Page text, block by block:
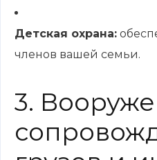
Детская охрана:
членов вашей семьи.
3.